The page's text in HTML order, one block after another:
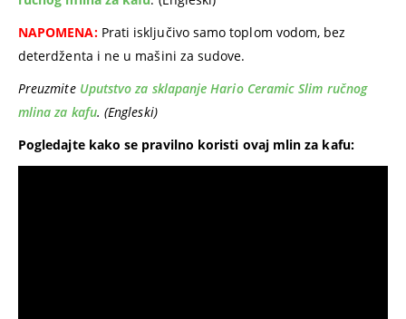
NAPOMENA:Prati isključivo samo toplom vodom, bez
deterdženta i ne u mašini za sudove.
Preuzmite Uputstvo za sklapanje Hario Ceramic Slim ručnog
mlina za kafu. (Engleski)
Pogledajte kako se pravilno koristi ovaj mlin za kafu: